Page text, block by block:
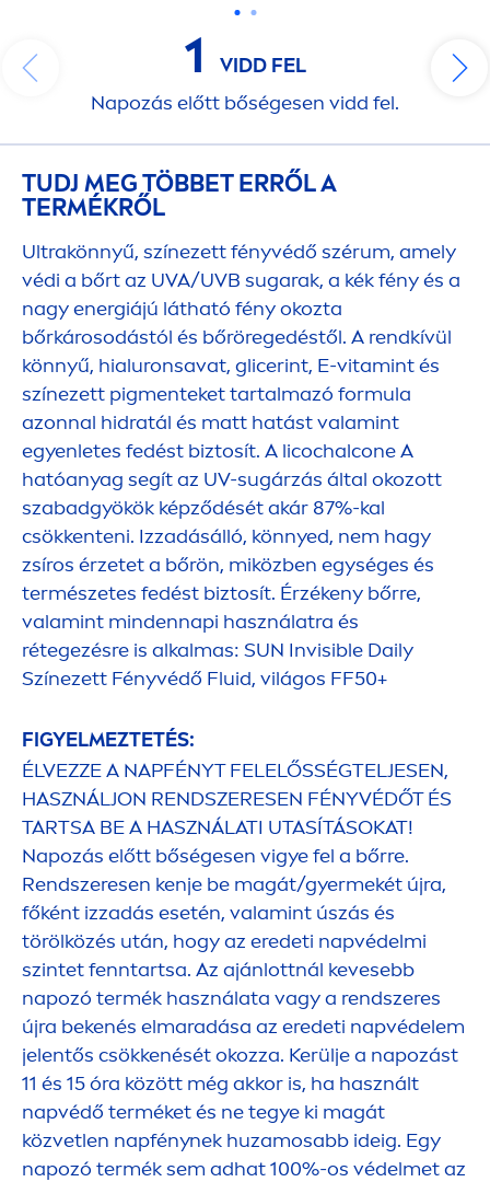
1
VIDD FEL
Napozás előtt bőségesen vidd fel.
TUDJ MEG TÖBBET ERRŐL A
TERMÉKRŐL
Ultrakönnyű, színezett fényvédő szérum, amely
védi a bőrt az UVA/UVB sugarak, a kék fény és a
nagy energiájú látható fény okozta
bőrkárosodástól és bőröregedéstől. A rendkívül
könnyű, hialuronsavat, glicerint, E-vitamint és
színezett pigmenteket tartalmazó formula
azonnal hidratál és matt hatást valamint
egyenletes fedést biztosít. A licochalcone A
hatóanyag segít az UV-sugárzás által okozott
szabadgyökök képződését akár 87%-kal
csökkenteni. Izzadásálló, könnyed, nem hagy
zsíros érzetet a bőrön, miközben egységes és
természetes fedést biztosít. Érzékeny bőrre,
valamint mindennapi használatra és
rétegezésre is alkalmas: SUN Invisible Daily
Színezett Fényvédő Fluid, világos FF50+
FIGYELMEZTETÉS:
ÉLVEZZE A NAPFÉNYT FELELŐSSÉGTELJESEN,
HASZNÁLJON RENDSZERESEN FÉNYVÉDŐT ÉS
TARTSA BE A HASZNÁLATI UTASÍTÁSOKAT!
Napozás előtt bőségesen vigye fel a bőrre.
Rendszeresen kenje be magát/gyermekét újra,
főként izzadás esetén, valamint úszás és
törölközés után, hogy az eredeti napvédelmi
szintet fenntartsa. Az ajánlottnál kevesebb
napozó termék használata vagy a rendszeres
újra bekenés elmaradása az eredeti napvédelem
jelentős csökkenését okozza. Kerülje a napozást
11 és 15 óra között még akkor is, ha használt
napvédő terméket és ne tegye ki magát
közvetlen napfénynek huzamosabb ideig. Egy
napozó termék sem adhat 100%-os védelmet az